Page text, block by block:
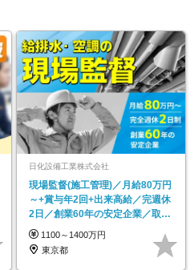
日化設備工業株式会社
現場監督(施工管理)／月給80万円
～+賞与年2回+出来高給／完週休
2日／創業60年の安定企業／取引
先は官公庁等
1100～1400万円
東京都